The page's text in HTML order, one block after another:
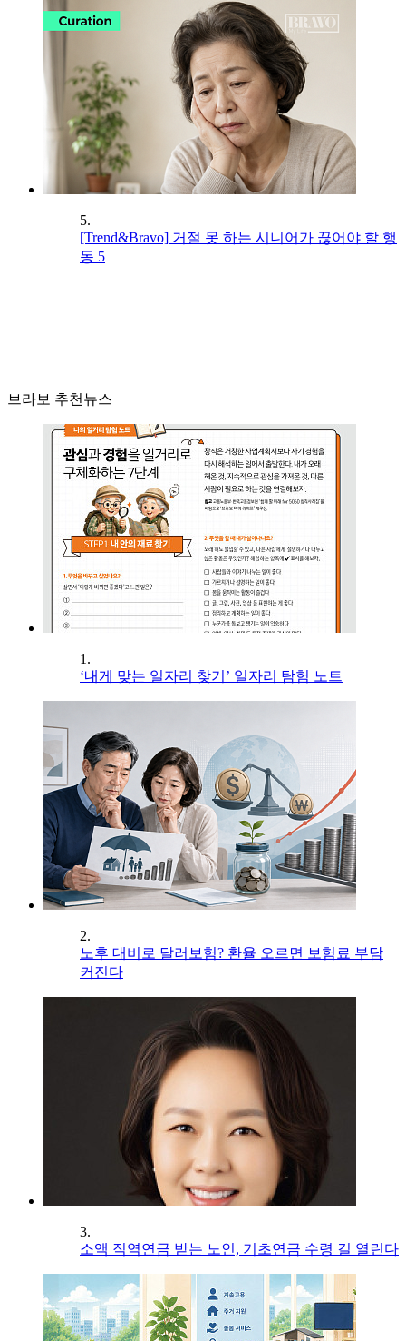
5.
[Trend&Bravo] 거절 못 하는 시니어가 끊어야 할 행
동 5
브라보 추천뉴스
1.
‘내게 맞는 일자리 찾기’ 일자리 탐험 노트
2.
노후 대비로 달러보험? 환율 오르면 보험료 부담
커진다
3.
소액 직역연금 받는 노인, 기초연금 수령 길 열린다